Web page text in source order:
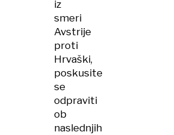
iz
smeri
Avstrije
proti
Hrvaški,
poskusite
se
odpraviti
ob
naslednjih